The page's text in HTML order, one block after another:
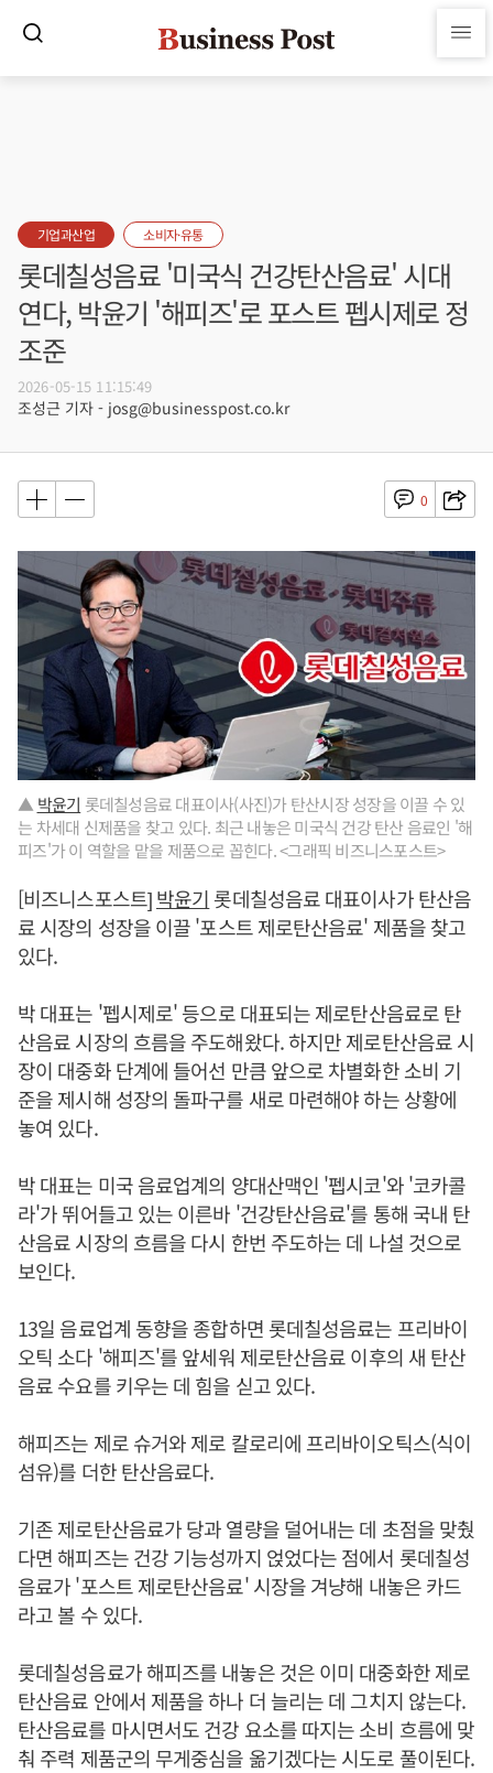
기업과산업 소비자·유통
롯데칠성음료 '미국식 건강탄산음료' 시대
연다, 박윤기 '해피즈'로 포스트 펩시제로 정
조준
2026-05-15 11:15:49
조성근 기자 - josg@businesspost.co.kr
0
▲ 박윤기 롯데칠성음료 대표이사(사진)가 탄산시장 성장을 이끌 수 있
는 차세대 신제품을 찾고 있다. 최근 내놓은 미국식 건강 탄산 음료인 '해
피즈'가 이 역할을 맡을 제품으로 꼽힌다. <그래픽 비즈니스포스트>
[비즈니스포스트]박윤기롯데칠성음료 대표이사가 탄산음
료 시장의 성장을 이끌 '포스트 제로탄산음료' 제품을 찾고
있다.
박 대표는 '펩시제로' 등으로 대표되는 제로탄산음료로 탄
산음료 시장의 흐름을 주도해왔다. 하지만 제로탄산음료 시
장이 대중화 단계에 들어선 만큼 앞으로 차별화한 소비 기
준을 제시해 성장의 돌파구를 새로 마련해야 하는 상황에
놓여 있다.
박 대표는 미국 음료업계의 양대산맥인 '펩시코'와 '코카콜
라'가 뛰어들고 있는 이른바 '건강탄산음료'를 통해 국내 탄
산음료 시장의 흐름을 다시 한번 주도하는 데 나설 것으로
보인다.
13일 음료업계 동향을 종합하면 롯데칠성음료는 프리바이
오틱 소다 '해피즈'를 앞세워 제로탄산음료 이후의 새 탄산
음료 수요를 키우는 데 힘을 싣고 있다.
해피즈는 제로 슈거와 제로 칼로리에 프리바이오틱스(식이
섬유)를 더한 탄산음료다.
기존 제로탄산음료가 당과 열량을 덜어내는 데 초점을 맞췄
다면 해피즈는 건강 기능성까지 얹었다는 점에서 롯데칠성
음료가 '포스트 제로탄산음료' 시장을 겨냥해 내놓은 카드
라고 볼 수 있다.
롯데칠성음료가 해피즈를 내놓은 것은 이미 대중화한 제로
탄산음료 안에서 제품을 하나 더 늘리는 데 그치지 않는다.
탄산음료를 마시면서도 건강 요소를 따지는 소비 흐름에 맞
춰 주력 제품군의 무게중심을 옮기겠다는 시도로 풀이된다.